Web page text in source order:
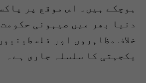
ہوچکے ہیں۔ اس موقع پر
دنیا بھر میں صیہونی
خلاف مظاہروں اور
یکجہتی کا سلسلہ جاری ہے۔